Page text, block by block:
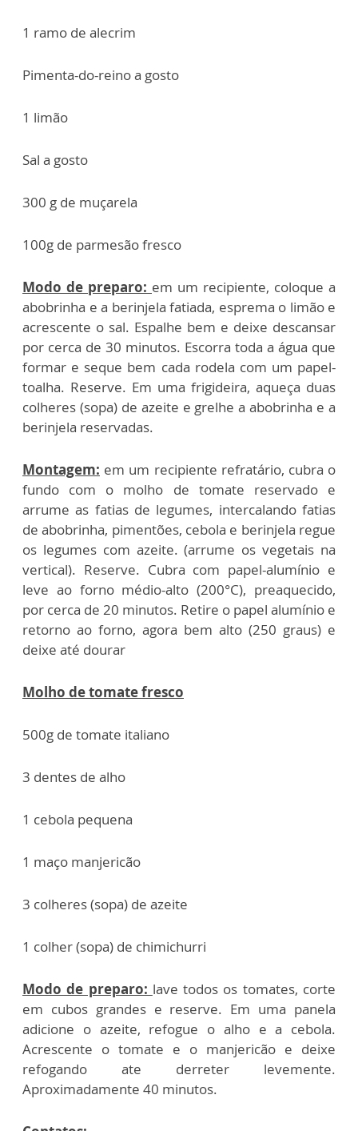
1 ramo de alecrim
Pimenta-do-reino a gosto
1 limão
Sal a gosto
300 g de muçarela
100g de parmesão fresco
Modo de preparo: em um recipiente, coloque a
abobrinha e a berinjela fatiada, esprema o limão e
acrescente o sal. Espalhe bem e deixe descansar
por cerca de 30 minutos. Escorra toda a água que
formar e seque bem cada rodela com um papel-
toalha. Reserve. Em uma frigideira, aqueça duas
colheres (sopa) de azeite e grelhe a abobrinha e a
berinjela reservadas.
Montagem: em um recipiente refratário, cubra o
fundo com o molho de tomate reservado e
arrume as fatias de legumes, intercalando fatias
de abobrinha, pimentões, cebola e berinjela regue
os legumes com azeite. (arrume os vegetais na
vertical). Reserve. Cubra com papel-alumínio e
leve ao forno médio-alto (200°C), preaquecido,
por cerca de 20 minutos. Retire o papel alumínio e
retorno ao forno, agora bem alto (250 graus) e
deixe até dourar
Molho de tomate fresco
500g de tomate italiano
3 dentes de alho
1 cebola pequena
1 maço manjericão
3 colheres (sopa) de azeite
1 colher (sopa) de chimichurri
Modo de preparo: lave todos os tomates, corte
em cubos grandes e reserve. Em uma panela
adicione o azeite, refogue o alho e a cebola.
Acrescente o tomate e o manjericão e deixe
refogando ate derreter levemente.
Aproximadamente 40 minutos.